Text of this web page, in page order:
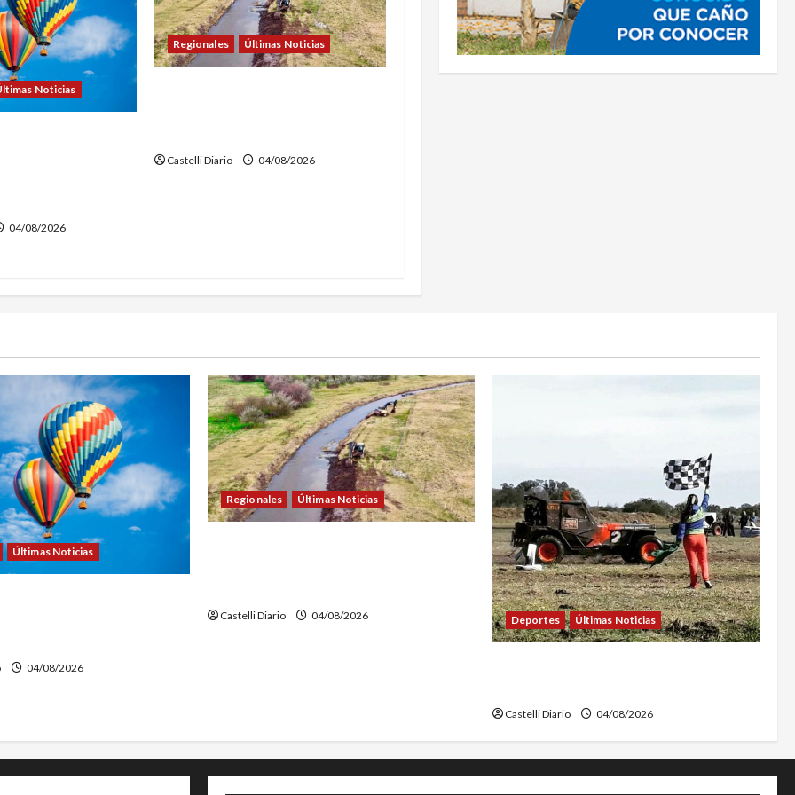
Noticias
04/08/2026
Regionales Últimas Noticias
Castelli Diario 04/08/2026
Últimas Noticias
04/08/2026
Regionales Últimas Noticias
Castelli Diario 04/08/2026 Deportes Últimas Noticias
Castelli Diario 04/08/2026